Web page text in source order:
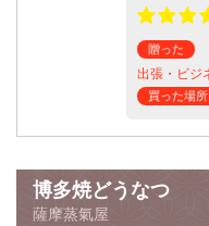
贈った
出張・ビジ
買った場所
博多焼どうなつ
薩摩蒸氣屋